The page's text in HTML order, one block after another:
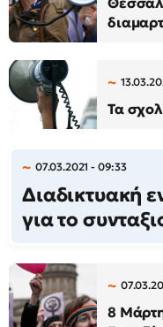
Τα
07.03.2021 - 09:33
Διαδικτυακή
για το
8